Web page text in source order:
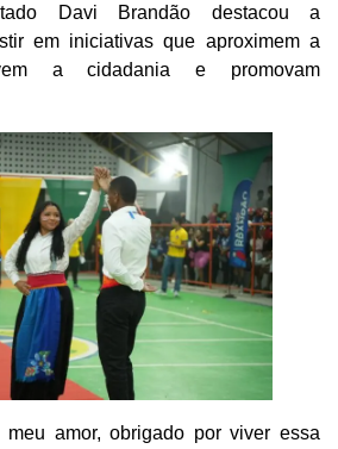
Davi Brandão destacou a
em iniciativas que aproximem a
a cidadania e promovam
meu amor, obrigado por viver essa